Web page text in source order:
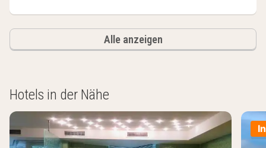
Alle anzeigen
Hotels in der Nähe